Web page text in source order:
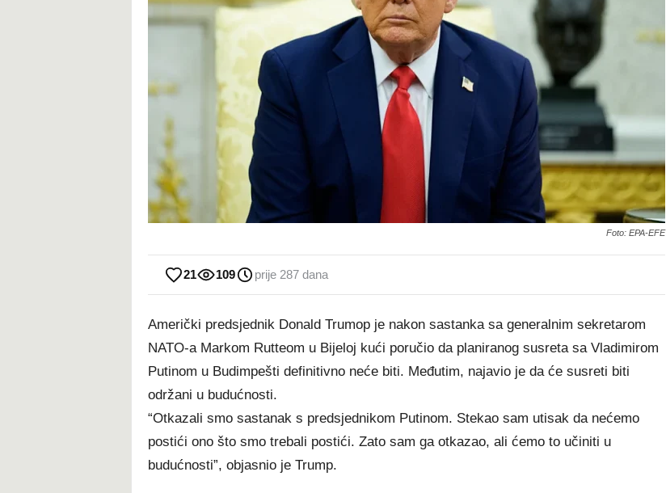
Foto: EPA-EFE
21 109 prije 287 dana
Američki predsjednik Donald Trumop je nakon sastanka sa generalnim sekretarom
NATO-a Markom Rutteom u Bijeloj kući poručio da planiranog susreta sa Vladimirom
Putinom u Budimpešti definitivno neće biti. Međutim, najavio je da će susreti biti
održani u budućnosti.
“Otkazali smo sastanak s predsjednikom Putinom. Stekao sam utisak da nećemo
postići ono što smo trebali postići. Zato sam ga otkazao, ali ćemo to učiniti u
budućnosti”, objasnio je Trump.